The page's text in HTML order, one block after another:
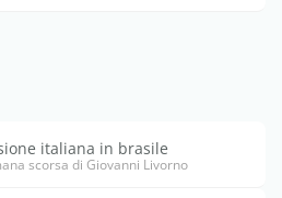
italiana in brasile
scorsa di Giovanni Livorno